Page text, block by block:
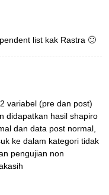
list kak Rastra 🙂
variabel (pre dan post)
didapatkan hasil shapiro
dan data post normal,
ke dalam kategori tidak
pengujian non